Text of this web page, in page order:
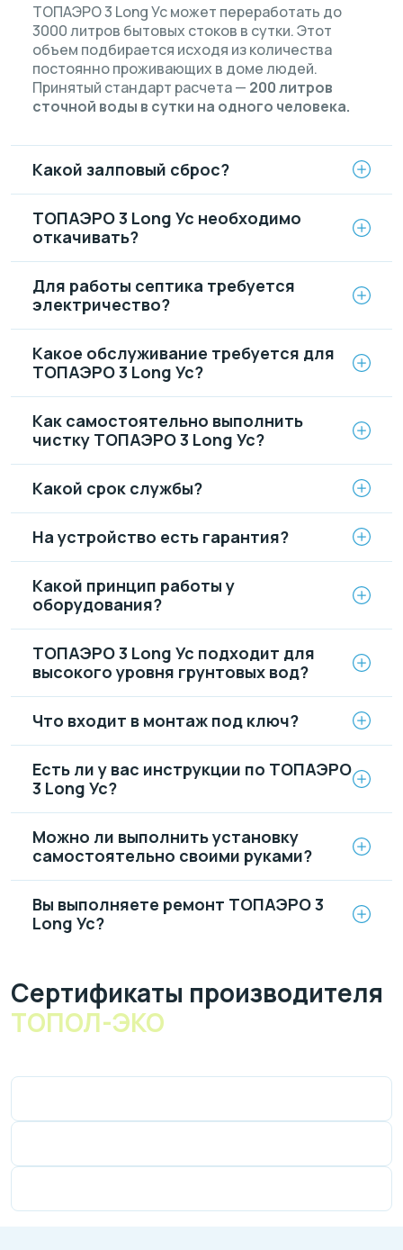
ТОПАЭРО 3 Long Ус может переработать до
3000 литров бытовых стоков в сутки. Этот
объем подбирается исходя из количества
постоянно проживающих в доме людей.
Принятый стандарт расчета — 200 литров
сточной воды в сутки на одного человека.
Какой залповый сброс?
ТОПАЭРО 3 Long Ус необходимо
откачивать?
Для работы септика требуется
электричество?
Какое обслуживание требуется для
ТОПАЭРО 3 Long Ус?
Как самостоятельно выполнить
чистку ТОПАЭРО 3 Long Ус?
Какой срок службы?
На устройство есть гарантия?
Какой принцип работы у
оборудования?
ТОПАЭРО 3 Long Ус подходит для
высокого уровня грунтовых вод?
Что входит в монтаж под ключ?
Есть ли у вас инструкции по ТОПАЭРО
3 Long Ус?
Можно ли выполнить установку
самостоятельно своими руками?
Вы выполняете ремонт ТОПАЭРО 3
Long Ус?
Cертификаты производителя
ТОПОЛ-ЭКО